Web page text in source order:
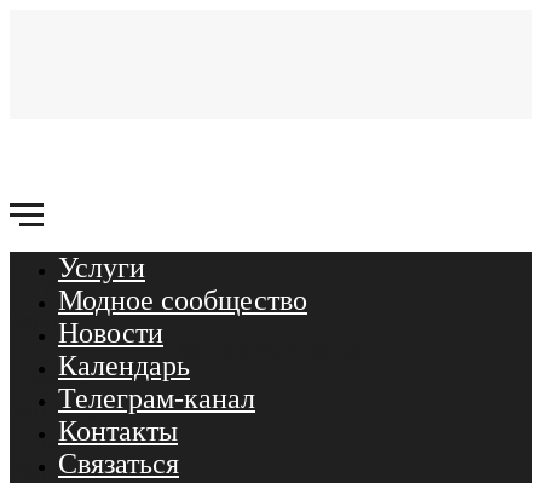
Связаться
Услуги
Новости
Календарь
ТГ-канал
Контакты
Услуги
Модное сообщество
Новости
Календарь
Телеграм-канал
Контакты
Связаться